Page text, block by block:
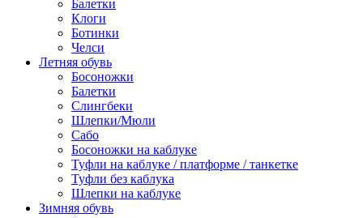
Балетки
Клоги
Ботинки
Челси
Летняя обувь
Босоножки
Балетки
Слингбеки
Шлепки/Мюли
Сабо
Босоножки на каблуке
Туфли на каблуке / платформе / танкетке
Туфли без каблука
Шлепки на каблуке
Зимняя обувь